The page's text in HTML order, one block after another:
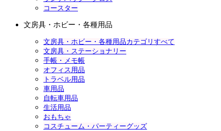
コースター
文房具・ホビー・各種用品
文房具・ホビー・各種用品カテゴリすべて
文房具・ステーショナリー
手帳・メモ帳
オフィス用品
トラベル用品
車用品
自転車用品
生活用品
おもちゃ
コスチューム・パーティーグッズ